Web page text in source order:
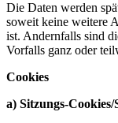
Die Daten werden
soweit keine weitere
ist. Andern­falls sind
Vorfalls ganz oder
Cookies
a) Sitzungs-Cookies/­